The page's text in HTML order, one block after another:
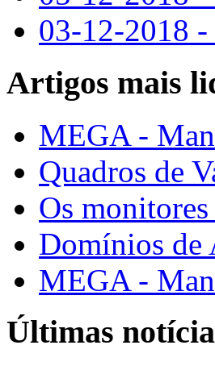
03-12-2018
Artigos mais
MEGA -
Quadros de
Os
Domínios de
MEGA -
Últimas